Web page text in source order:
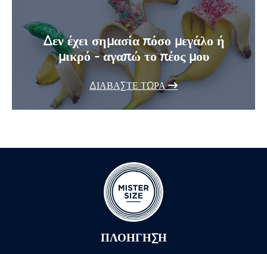
Δεν έχει σημασία πόσο μεγάλο ή
μικρό - αγαπώ το πέος μου
ΔΙΑΒΆΣΤΕ ΤΏΡΑ
ΠΛΟΉΓΗΣΗ